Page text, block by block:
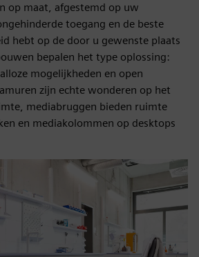
op maat, afgestemd op uw
toegang en de beste
hebt op de door u gewenste plaats
bepalen het type oplossing:
mogelijkheden en open
zijn echte wonderen op het
mediabruggen bieden ruimte
en mediakolommen op desktops